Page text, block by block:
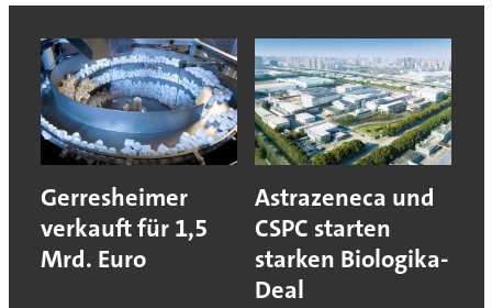
Gerresheimer
verkauft für 1,5
Mrd. Euro
Astrazeneca und
CSPC starten
starken Biologika-
Deal